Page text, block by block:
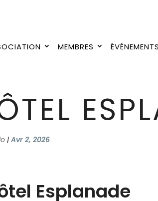
MEMBRES ÉVÉNEMENTS
|Avr 2, 2026
Esplanade